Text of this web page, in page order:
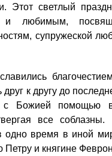
Этот светлый
и любимым,
супружеской
к другу до
с Божией помощью
все соблазны.
одно время в иной
Петру и княгине